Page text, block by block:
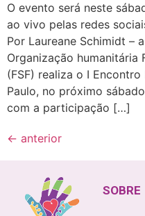
O evento será neste
ao vivo pelas redes
Por Laureane Schimidt –
Organização humanitária
(FSF) realiza o I
Paulo, no próximo
com a participação […]
← anterior
SOBRE